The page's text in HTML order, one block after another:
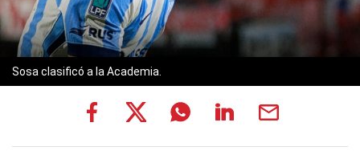
Sosa clasificó a la Academia.